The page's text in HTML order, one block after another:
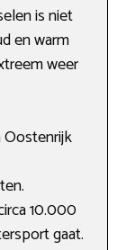
is niet
en warm
weer
Oostenrijk
10.000
gaat.